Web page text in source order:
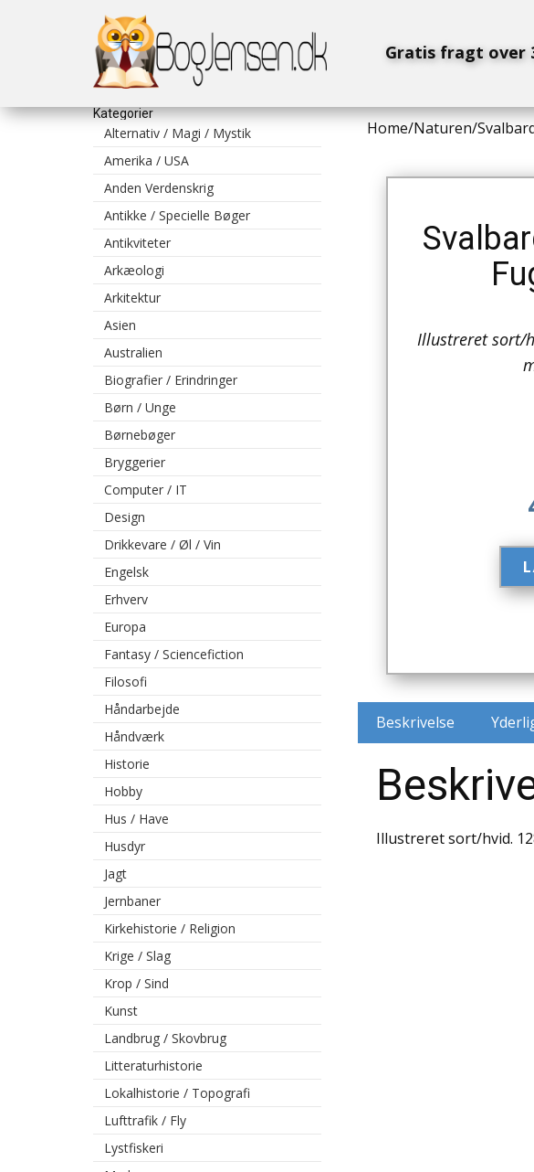
Gratis fragt over
Kategorier
Alternativ / Magi / Mystik
Amerika / USA
Anden Verdenskrig
Antikke / Specielle Bøger
Antikviteter
Arkæologi
Arkitektur
Asien
Australien
Biografier / Erindringer
Børn / Unge
Børnebøger
Bryggerier
Computer / IT
Design
Drikkevare / Øl / Vin
Engelsk
Erhverv
Europa
Fantasy / Sciencefiction
Filosofi
Håndarbejde
Håndværk
Historie
Hobby
Hus / Have
Husdyr
Jagt
Jernbaner
Kirkehistorie / Religion
Krige / Slag
Krop / Sind
Kunst
Landbrug / Skovbrug
Litteraturhistorie
Lokalhistorie / Topografi
Lufttrafik / Fly
Lystfiskeri
Home/Naturen/
Illustreret sort/
Beskrivelse
Illustreret sort/hvid.